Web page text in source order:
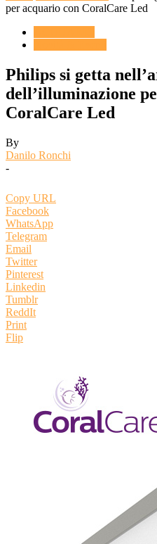
per acquario con CoralCare Led
Philips si getta
dell’illuminazione
CoralCare Led
By
Danilo Ronchi
-
Copy URL
Facebook
WhatsApp
Telegram
Email
Twitter
Pinterest
Linkedin
Tumblr
ReddIt
Print
Flip